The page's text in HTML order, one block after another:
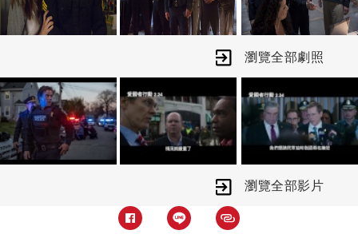
士頓城、動員2500名警力、分秒必爭全
面搜索，只為了在恐怖份子再次發動攻
擊前，找出炸彈幕後主使者！
瀏覽全部劇照
瀏覽全部影片